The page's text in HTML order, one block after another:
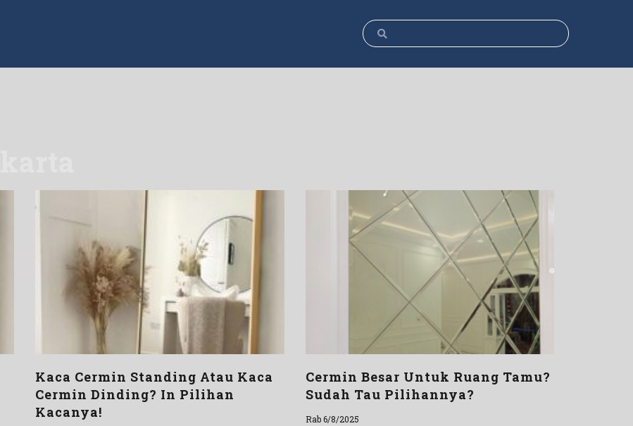
Kaca Cermin Standing Atau Kaca
Cermin Dinding? In Pilihan
Kacanya!
Cermin Besar Untuk Ruang Tamu?
Sudah Tau Pilihannya?
Rab 6/8/2025